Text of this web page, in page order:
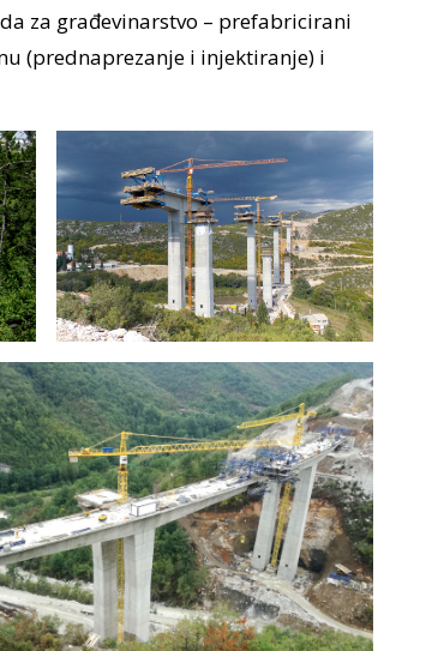
za građevinarstvo – prefabricirani
(prednaprezanje i injektiranje) i